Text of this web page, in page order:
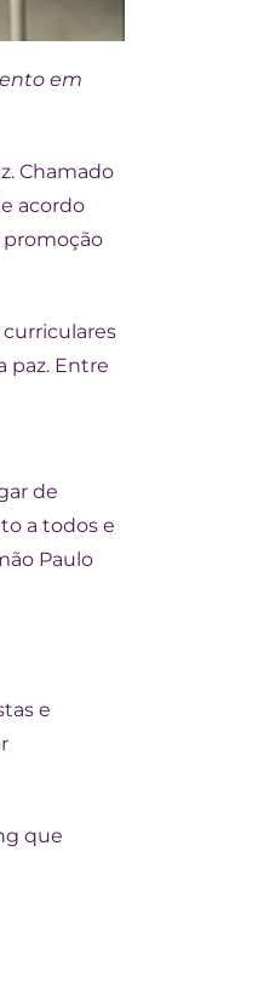
em
Chamado
acordo
paz. Entre
de
a todos e
Paulo
e
que